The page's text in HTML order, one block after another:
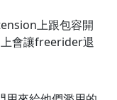
上跟包容開
會讓freerider退